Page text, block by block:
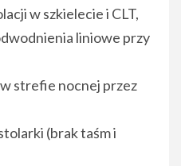
w szkielecie i CLT,
liniowe przy
strefie nocnej przez
(brak taśm i